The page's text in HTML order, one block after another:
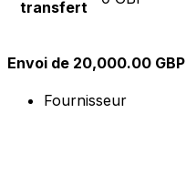
transfert
Envoi de 20,000.00 GBP
Fournisseur